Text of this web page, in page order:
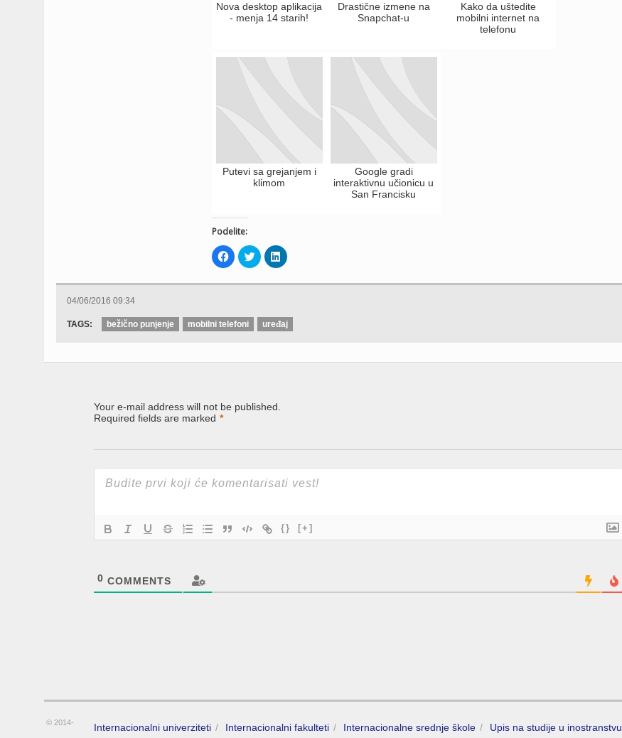
Nova desktop aplikacija
- menja 14 starih!
Drastične izmene na
Snapchat-u
Kako da uštedite
mobilni internet na
telefonu
Putevi sa grejanjem i
klimom
Google gradi
interaktivnu učionicu u
San Francisku
Podelite:
Click
to
share
Facebook
window)
Click
to
share
Twitter
window)
Click
to
LinkedIn
window)
04/06/2016 09:34
TAGS: bežično punjenje mobilni telefoni uređaj
Your e-mail address will not be published.
Required fields are marked *
{} [+]
0 COMMENTS
Internacionalni univerziteti Internacionalni fakulteti Internacionalne srednje škole Upis na studije u inostranstvu
© 2014-